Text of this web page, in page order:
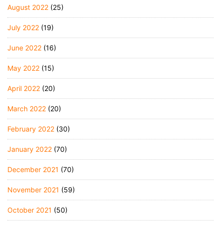
August 2022 (25)
July 2022 (19)
June 2022 (16)
May 2022 (15)
April 2022 (20)
March 2022 (20)
February 2022 (30)
January 2022 (70)
December 2021 (70)
November 2021 (59)
October 2021 (50)